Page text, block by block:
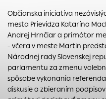
Občianska iniciatíva
mesta Prievidza Katarína
Andrej Hrnčiar a primátor
- včera v meste Martin
Národnej rady Slovenskej
parlamentu za zmenu
spôsobe vykonania
diskusie a zbieraním
zapamätoval Vaše
voľba v tomto okne.
Vyberte úroveň
Technické cookies
Technické súbory cookie
pomáhajú urobiť webové
umožňujú základné